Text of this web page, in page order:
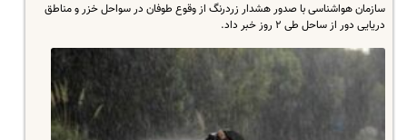
سازمان هواشناسی با صدور هشدار زردرنگ از وقوع طوفان در سواحل خزر و مناطق
دریایی دور از ساحل طی ۲ روز خبر داد.